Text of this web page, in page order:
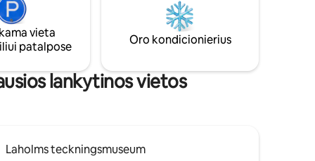
skalbimo mašina ir džiovykle. Šalia namo
yra vešli, nuošali terasa su kepsnine šalia
ganyklų su avimis ir arkliais. Automobilį
galite pasistatyti lauke.
vieta
patalpose
Oro kondicionierius
lankytinos vietos
Laholms teckningsmuseum